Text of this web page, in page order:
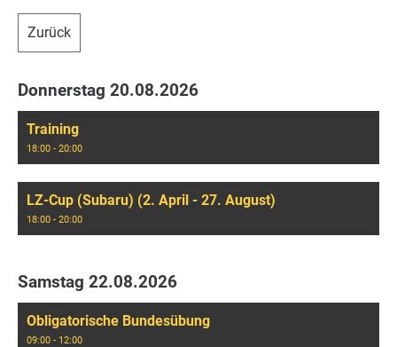
Zurück
Donnerstag 20.08.2026
Training
18:00 - 20:00
LZ-Cup (Subaru) (2. April - 27. August)
18:00 - 20:00
Samstag 22.08.2026
Obligatorische Bundesübung
09:00 - 12:00